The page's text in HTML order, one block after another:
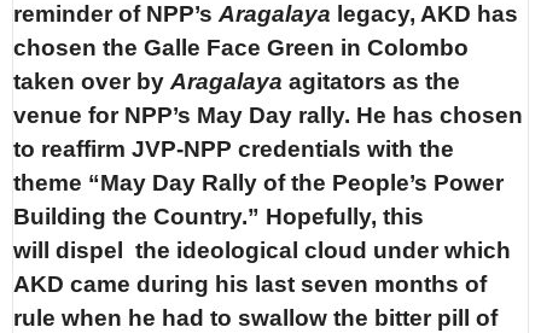
reminder of NPP’s Aragalaya legacy, AKD has
chosen the Galle Face Green in Colombo
taken over byAragalaya agitators as the
venue for NPP’s May Day rally. He has chosen
to reaffirm JVP-NPP credentials with the
theme “May Day Rally of the People’s Power
Building the Country.” Hopefully, this
will dispel the ideological cloud under which
AKD came during his last seven months of
rule when he had to swallow the bitter pill of